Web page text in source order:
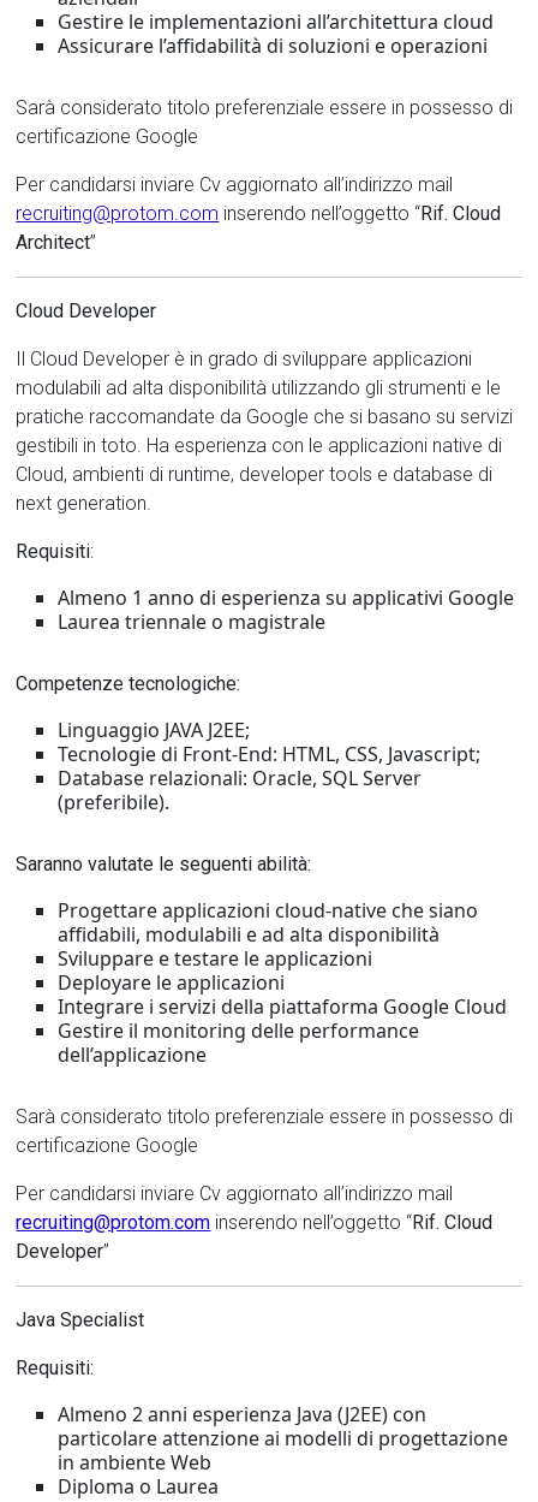
Gestire le implementazioni all’architettura cloud
Assicurare l’affidabilità di soluzioni e operazioni
Sarà considerato titolo preferenziale essere in possesso di
certificazione Google
Per candidarsi inviare Cv aggiornato all’indirizzo mail
recruiting@protom.com inserendo nell’oggetto “Rif. Cloud
Architect”
Cloud Developer
Il Cloud Developer è in grado di sviluppare applicazioni
modulabili ad alta disponibilità utilizzando gli strumenti e le
pratiche raccomandate da Google che si basano su servizi
gestibili in toto. Ha esperienza con le applicazioni native di
Cloud, ambienti di runtime, developer tools e database di
next generation.
Requisiti:
Almeno 1 anno di esperienza su applicativi Google
Laurea triennale o magistrale
Competenze tecnologiche:
Linguaggio JAVA J2EE;
Tecnologie di Front-End: HTML, CSS, Javascript;
Database relazionali: Oracle, SQL Server
(preferibile).
Saranno valutate le seguenti abilità:
Progettare applicazioni cloud-native che siano
affidabili, modulabili e ad alta disponibilità
Sviluppare e testare le applicazioni
Deployare le applicazioni
Integrare i servizi della piattaforma Google Cloud
Gestire il monitoring delle performance
dell’applicazione
Sarà considerato titolo preferenziale essere in possesso di
certificazione Google
Per candidarsi inviare Cv aggiornato all’indirizzo mail
recruiting@protom.com inserendo nell’oggetto “Rif. Cloud
Developer”
Java Specialist
Requisiti:
Almeno 2 anni esperienza Java (J2EE) con
particolare attenzione ai modelli di progettazione
in ambiente Web
Diploma o Laurea